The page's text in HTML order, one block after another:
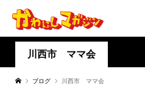
川西市 ママ会
ブログ 川西市 ママ会